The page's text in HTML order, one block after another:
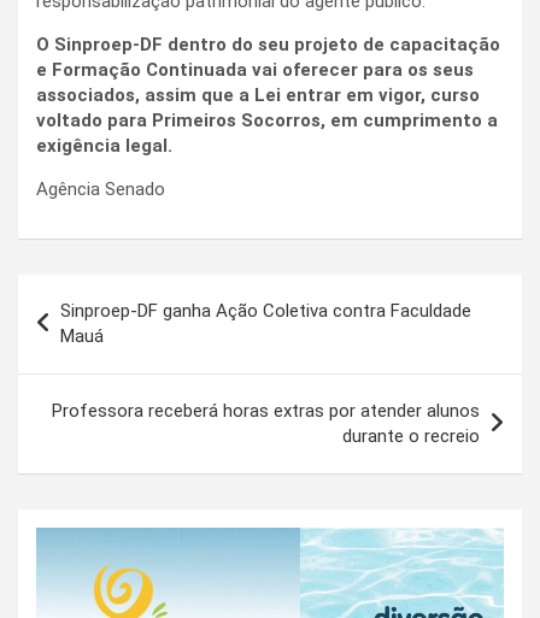
O Sinproep-DF dentro do seu projeto de capacitação
e Formação Continuada vai oferecer para os seus
associados, assim que a Lei entrar em vigor, curso
voltado para Primeiros Socorros, em cumprimento a
exigência legal.
Agência Senado
de
Post
Sinproep-DF ganha Ação Coletiva contra Faculdade
Mauá
Professora receberá horas extras por atender alunos
durante o recreio